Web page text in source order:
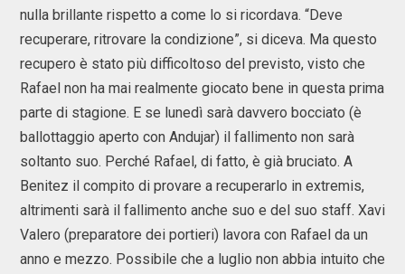
nulla brillante rispetto a come lo si ricordava. “Deve
recuperare, ritrovare la condizione”, si diceva. Ma questo
recupero è stato più difficoltoso del previsto, visto che
Rafael non ha mai realmente giocato bene in questa prima
parte di stagione. E se lunedì sarà davvero bocciato (è
ballottaggio aperto con Andujar) il fallimento non sarà
soltanto suo. Perché Rafael, di fatto, è già bruciato. A
Benitez il compito di provare a recuperarlo in extremis,
altrimenti sarà il fallimento anche suo e del suo staff. Xavi
Valero (preparatore dei portieri) lavora con Rafael da un
anno e mezzo. Possibile che a luglio non abbia intuito che